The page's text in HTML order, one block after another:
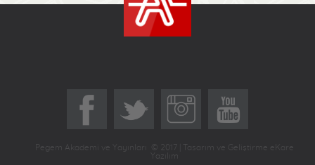
Pegem Akademi ve Yayınları © 2017 | Tasarım ve Geliştirme eKare
Yazılım